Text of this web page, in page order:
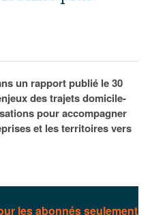
un rapport publié le 30
des trajets domicile-
pour accompagner
et les territoires vers
les abonnés seulement